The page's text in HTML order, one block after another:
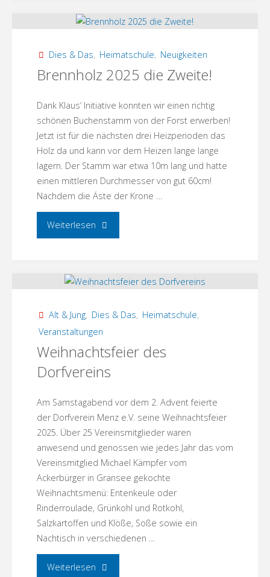
Zweite,
b"
Dies & Das, Heimatschule, Neuigkeiten
Brennholz 2025 die Zweite!
Dank Klaus‘ Initiative konnten wir einen richtig
schönen Buchenstamm von der Forst erwerben!
Jetzt ist für die nächsten drei Heizperioden das
Holz da und kann vor dem Heizen lange lange
lagern. Der Stamm war etwa 10m lang und hatte
einen mittleren Durchmesser von gut 60cm!
Nachdem die Äste der Krone …
Weiterlesen "Brennholz
Alt & Jung, Dies & Das, Heimatschule,
Veranstaltungen
Weihnachtsfeier des
Dorfvereins
Am Samstagabend vor dem 2. Advent feierte
der Dorfverein Menz e.V. seine Weihnachtsfeier
2025. Über 25 Vereinsmitglieder waren
anwesend und genossen wie jedes Jahr das vom
Vereinsmitglied Michael Kämpfer vom
Ackerbürger in Gransee gekochte
Weihnachtsmenü: Entenkeule oder
Rinderroulade, Grünkohl und Rotkohl,
Salzkartoffen und Klöße, Soße sowie ein
Nachtisch in verschiedenen …
Weiterlesen "Weihnachtsfeier